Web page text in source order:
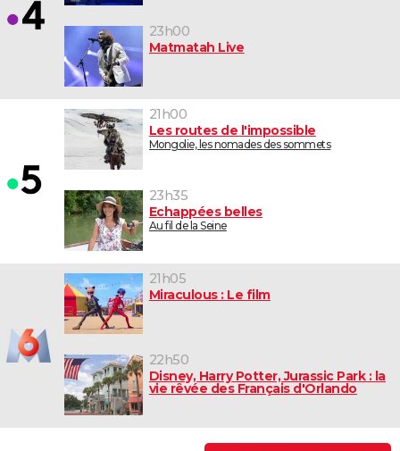
23h00
Matmatah Live
21h00
Les routes de l'impossible
Mongolie, les nomades des sommets
23h35
Echappées belles
Au fil de la Seine
21h05
Miraculous : Le film
22h50
Disney, Harry Potter, Jurassic Park : la
vie rêvée des Français d'Orlando